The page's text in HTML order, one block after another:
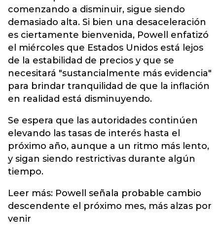
comenzando a disminuir, sigue siendo
demasiado alta. Si bien una desaceleración
es ciertamente bienvenida, Powell enfatizó
el miércoles que Estados Unidos está lejos
de la estabilidad de precios y que se
necesitará "sustancialmente más evidencia"
para brindar tranquilidad de que la inflación
en realidad está disminuyendo.
Se espera que las autoridades continúen
elevando las tasas de interés hasta el
próximo año, aunque a un ritmo más lento,
y sigan siendo restrictivas durante algún
tiempo.
Leer más: Powell señala probable cambio
descendente el próximo mes, más alzas por
venir